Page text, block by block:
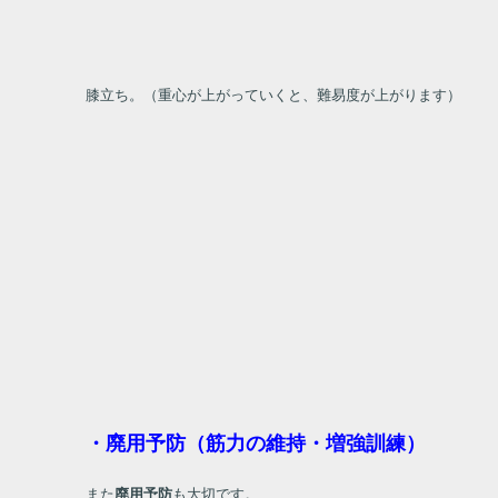
膝立ち。（重心が上がっていくと、難易度が上がります）
・廃用予防（筋力の維持・増強訓練）
また廃用予防も大切です。